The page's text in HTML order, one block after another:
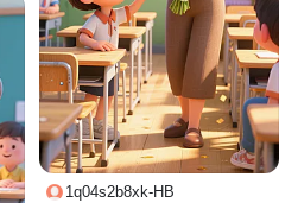
1q04s2b8xk-HB